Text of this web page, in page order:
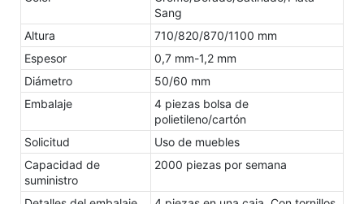
Sang
Altura
710/820/870/1100 mm
Espesor
0,7 mm-1,2 mm
Diámetro
50/60 mm
Embalaje
4 piezas bolsa de
polietileno/cartón
Solicitud
Uso de muebles
Capacidad de
suministro
2000 piezas por semana